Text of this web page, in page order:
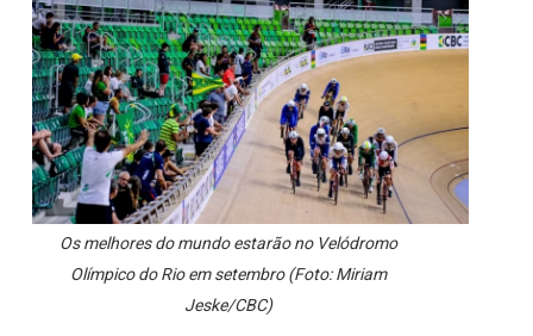
Os melhores do mundo estarão no Velódromo
Olímpico do Rio em setembro (Foto: Miriam
Jeske/CBC)